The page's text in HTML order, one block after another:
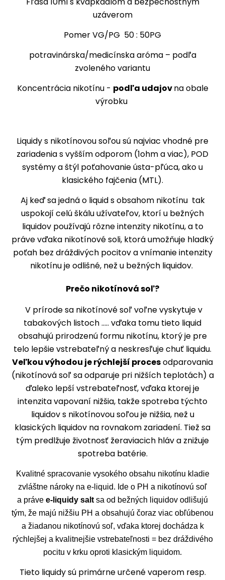
uzáverom
Pomer VG/PG 50 : 50PG
potravinárska/medicínska aróma – podľa
zvoleného variantu
Koncentrácia nikotínu - podľa udajovna obale
výrobku
Liquidy s nikotínovou soľou sú najviac vhodné pre
zariadenia s vyšším odporom (1ohm a viac), POD
systémy a štýl poťahovanie ústa-pľúca, ako u
klasického fajčenia (MTL).
Aj keď sa jedná o liquid s obsahom nikotínu tak
uspokojí celú škálu užívateľov, ktorí u bežných
liquidov používajú rôzne intenzity nikotínu, a to
práve vďaka nikotínové soli, ktorá umožňuje hladký
poťah bez dráždivých pocitov a vnímanie intenzity
nikotínu je odlišné, než u bežných liquidov.
Prečo nikotínová soľ?
V prírode sa nikotínové soľ voľne vyskytuje v
tabakových listoch ..... vďaka tomu tieto liquid
obsahujú prirodzenú formu nikotínu, ktorý je pre
telo lepšie vstrebateľný a neskresľuje chuť liquidu.
Veľkou výhodou je rýchlejší procesodparovania
(nikotínová soľ sa odparuje pri nižších teplotách) a
ďaleko lepší vstrebateľnosť, vďaka ktorej je
intenzita vapovaní nižšia, takže spotreba týchto
liquidov s nikotínovou soľou je nižšia, než u
klasických liquidov na rovnakom zariadení. Tiež sa
tým predlžuje životnosť žeraviacich hláv a znižuje
spotreba batérie.
Kvalitné spracovanie vysokého obsahu nikotínu kladie
zvláštne nároky na e-liquid. Ide o PH a nikotínovú soľ
a práve e-liquidy salt sa od bežných liquidov odlišujú
tým, že majú nižšiu PH a obsahujú čoraz viac obľúbenou
a žiadanou nikotínovú soľ, vďaka ktorej dochádza k
rýchlejšej a kvalitnejšie vstrebateľnosti = bez dráždivého
pocitu v krku oproti klasickým liquidom.
Tieto liquidy sú primárne určené vaperom resp.